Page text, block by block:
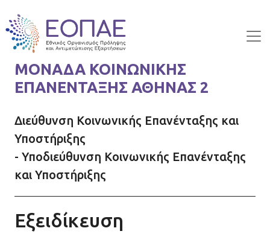
ΜΟΝΑΔΑ ΚΟΙΝΩΝΙΚΗΣ
ΕΠΑΝΕΝΤΑΞΗΣ ΑΘΗΝΑΣ 2
Διεύθυνση Κοινωνικής Επανένταξης και
Υποστήριξης
- Υποδιεύθυνση Κοινωνικής Επανένταξης
και Υποστήριξης
Εξειδίκευση